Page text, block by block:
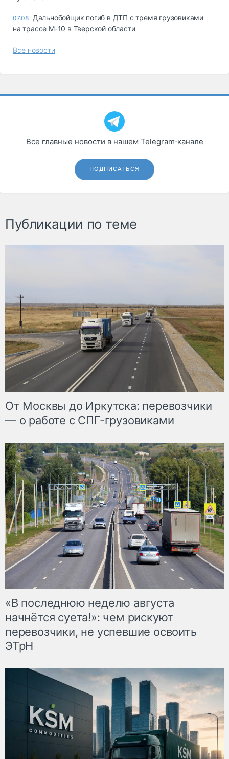
07.08 Дальнобойщик погиб в ДТП с тремя грузовиками
на трассе М-10 в Тверской области
Все новости
Все главные новости в нашем Telegram‑канале
ПОДПИСАТЬСЯ
Публикации по теме
От Москвы до Иркутска: перевозчики
— о работе с СПГ-грузовиками
«В последнюю неделю августа
начнётся суета!»: чем рискуют
перевозчики, не успевшие освоить
ЭТрН